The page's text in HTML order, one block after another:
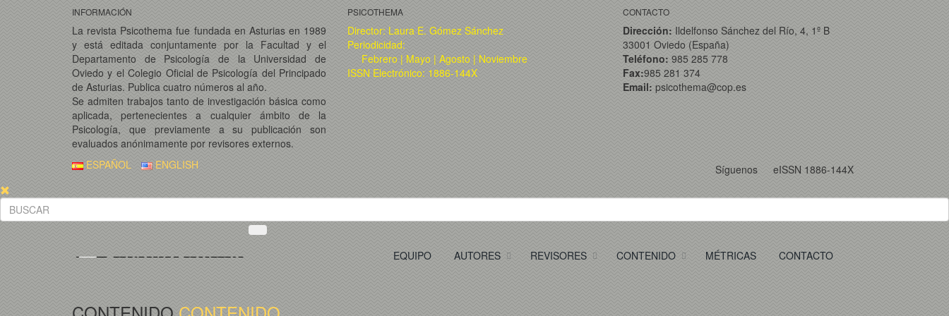
INFORMACIÓN
La revista Psicothema fue fundada en Asturias en 1989
y está editada conjuntamente por la Facultad y el
Departamento de Psicología de la Universidad de
Oviedo y el Colegio Oficial de Psicología del Principado
de Asturias. Publica cuatro números al año.
Se admiten trabajos tanto de investigación básica como
aplicada, pertenecientes a cualquier ámbito de la
Psicología, que previamente a su publicación son
evaluados anónimamente por revisores externos.
PSICOTHEMA
Director: Laura E. Gómez Sánchez
Periodicidad:
Febrero | Mayo | Agosto | Noviembre
ISSN Electrónico: 1886-144X
CONTACTO
Dirección: Ildelfonso Sánchez del Río, 4, 1º B
33001 Oviedo (España)
Teléfono: 985 285 778
Fax:985 281 374
Email: psicothema@cop.es
Síguenos eISSN 1886-144X
ESPAÑOL ENGLISH
EQUIPO AUTORES REVISORES CONTENIDO MÉTRICAS CONTACTO